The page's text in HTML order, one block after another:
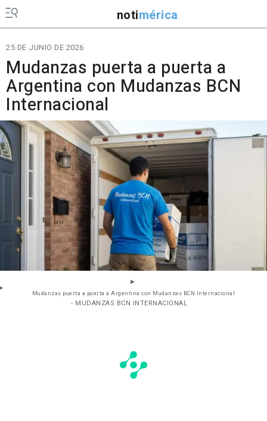
notimérica
25 DE JUNIO DE 2026
Mudanzas puerta a puerta a
Argentina con Mudanzas BCN
Internacional
Mudanzas puerta a puerta a Argentina con Mudanzas BCN Internacional
- MUDANZAS BCN INTERNACIONAL